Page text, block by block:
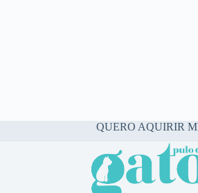
QUERO AQUIRIR